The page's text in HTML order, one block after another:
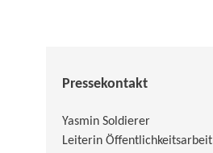
Pressekontakt
Yasmin Soldierer
Leiterin Öffentlichkeitsarbeit